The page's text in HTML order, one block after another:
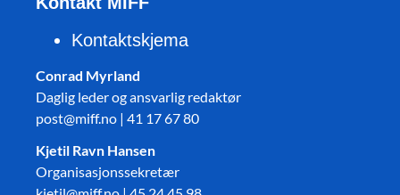
Kontaktskjema
Conrad Myrland
Daglig leder og ansvarlig redaktør
post@miff.no | 41 17 67 80
Kjetil Ravn Hansen
Organisasjonssekretær